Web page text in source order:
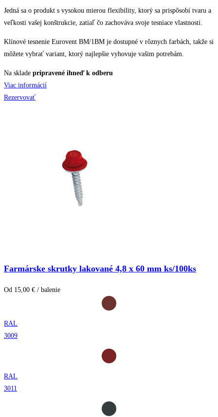
Jedná sa o produkt s vysokou mierou flexibility, ktorý sa prispôsobí tvaru a
veľkosti vašej konštrukcie, zatiaľ čo zachováva svoje tesniace vlastnosti.
Klínové tesnenie Eurovent BM/1BM je dostupné v rôznych farbách, takže si
môžete vybrať variant, ktorý najlepšie vyhovuje vašim potrebám.
Na sklade pripravené ihneď k odberu
Viac informácií
Rezervovať
Farmárske skrutky lakované 4,8 x 60 mm ks/100ks
Od 15,00 € / balenie
RAL
3009
RAL
3011